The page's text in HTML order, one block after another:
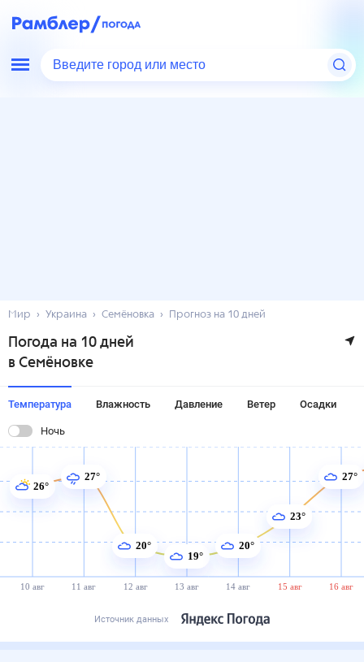
Введите город или место
Мир Украина Семёновка Прогноз на 10 дней
Погода на 10 дней
в Семёновке
Температура Влажность Давление Ветер Осадки
Ночь
10 авг 11 авг 12 авг 13 авг 14 авг 15 авг 16 авг
26°
27°
20°
19°
20°
23°
27°
Источник данных